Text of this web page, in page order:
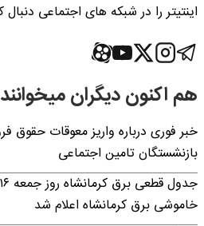
اینتیتر را در شبکه های اجتماعی دنبال
هم اکنون دیگران میخوانند
خبر فوری درباره واریز معوقات حقوق
بازنشستگان تامین اجتماعی
خاموشی برق کرمانشاه اعلام شد